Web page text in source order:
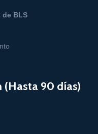
de BLS
(Hasta 90 días)